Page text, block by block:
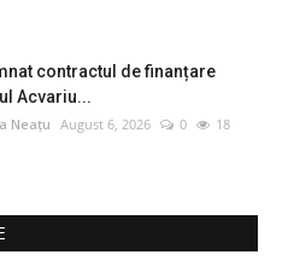
contractul de finanțare
Acvariu...
Neațu August 6, 2026 0 18